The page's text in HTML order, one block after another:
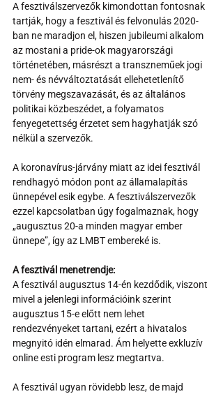
A fesztiválszervezők kimondottan fontosnak
tartják, hogy a fesztivál és felvonulás 2020-
ban ne maradjon el, hiszen jubileumi alkalom
az mostani a pride-ok magyarországi
történetében, másrészt a transzneműek jogi
nem- és névváltoztatását ellehetetlenítő
törvény megszavazását, és az általános
politikai közbeszédet, a folyamatos
fenyegetettség érzetet sem hagyhatják szó
nélkül a szervezők.
A koronavírus-járvány miatt az idei fesztivál
rendhagyó módon pont az államalapítás
ünnepével esik egybe. A fesztiválszervezők
ezzel kapcsolatban úgy fogalmaznak, hogy
„augusztus 20-a minden magyar ember
ünnepe”, így az LMBT embereké is.
A fesztivál menetrendje:
A fesztivál augusztus 14-én kezdődik, viszont
mivel a jelenlegi információink szerint
augusztus 15-e előtt nem lehet
rendezvényeket tartani, ezért a hivatalos
megnyitó idén elmarad. Ám helyette exkluzív
online esti program lesz megtartva.
A fesztivál ugyan rövidebb lesz, de majd